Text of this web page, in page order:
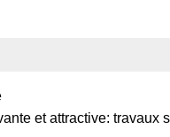
et attractive: travaux